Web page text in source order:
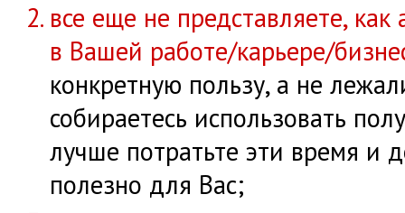
все еще не представляете,
в Вашей работе/карьере/
конкретную пользу, а не
собираетесь использовать
лучше потратьте эти время и
полезно для Вас;